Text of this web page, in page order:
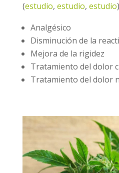
(estudio, estudio, estudio
Analgésico
Disminución de la
Mejora de la rigidez
Tratamiento del dolor
Tratamiento del dolor